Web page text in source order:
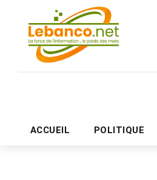
ACCUEIL POLITIQUE